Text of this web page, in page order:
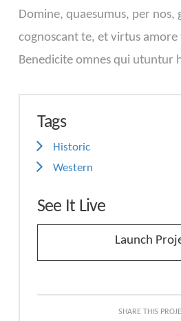
Domine, quaesumus, per nos,
cognoscant te, et virtus amore
Benedicite omnes qui utuntur
Tags
Historic
Western
See It Live
Launch
SHARE THIS